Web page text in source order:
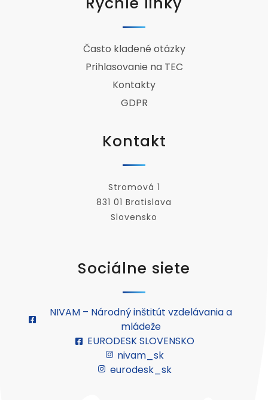
Často kladené otázky
Prihlasovanie na TEC
Kontakty
GDPR
Kontakt
Stromová 1
831 01 Bratislava
Slovensko
Sociálne siete
NIVAM – Národný inštitút vzdelávania a
mládeže
EURODESK SLOVENSKO
nivam_sk
eurodesk_sk